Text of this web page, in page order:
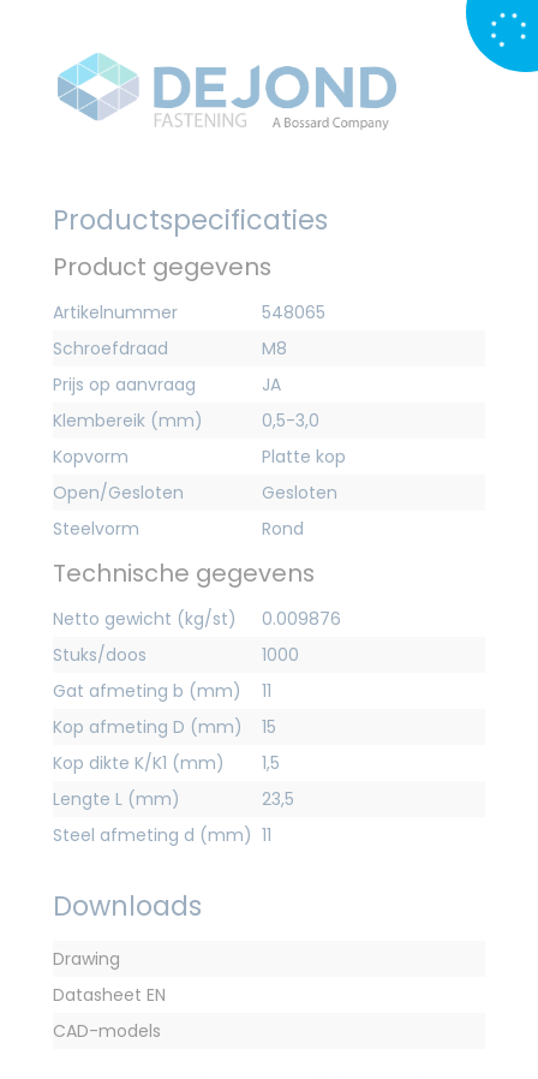
Productspecificaties
Product gegevens
Artikelnummer
548065
Schroefdraad
M8
Prijs op aanvraag
JA
Klembereik (mm)
0,5-3,0
Kopvorm
Platte kop
Open/Gesloten
Gesloten
Steelvorm
Rond
Technische gegevens
Netto gewicht (kg/st)
0.009876
Stuks/doos
1000
Gat afmeting b (mm)
11
Kop afmeting D (mm)
15
Kop dikte K/K1 (mm)
1,5
Lengte L (mm)
23,5
Steel afmeting d (mm) 11
Downloads
Drawing
Datasheet EN
CAD-models